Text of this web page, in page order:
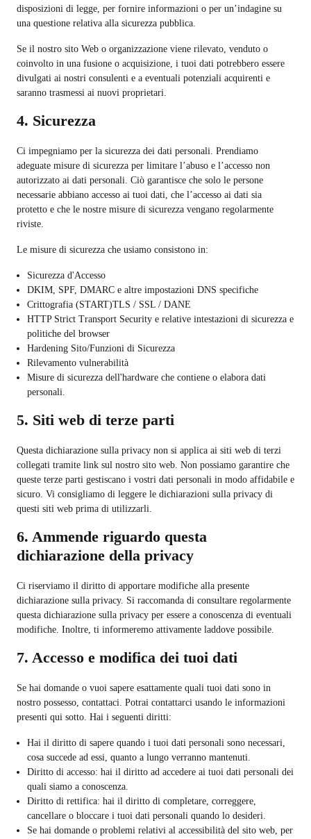
disposizioni di legge, per fornire informazioni o per un’indagine su
una questione relativa alla sicurezza pubblica.
Se il nostro sito Web o organizzazione viene rilevato, venduto o
coinvolto in una fusione o acquisizione, i tuoi dati potrebbero essere
divulgati ai nostri consulenti e a eventuali potenziali acquirenti e
saranno trasmessi ai nuovi proprietari.
4. Sicurezza
Ci impegniamo per la sicurezza dei dati personali. Prendiamo
adeguate misure di sicurezza per limitare l’abuso e l’accesso non
autorizzato ai dati personali. Ciò garantisce che solo le persone
necessarie abbiano accesso ai tuoi dati, che l’accesso ai dati sia
protetto e che le nostre misure di sicurezza vengano regolarmente
riviste.
Le misure di sicurezza che usiamo consistono in:
Sicurezza d'Accesso
DKIM, SPF, DMARC e altre impostazioni DNS specifiche
Crittografia (START)TLS / SSL / DANE
HTTP Strict Transport Security e relative intestazioni di sicurezza e
politiche del browser
Hardening Sito/Funzioni di Sicurezza
Rilevamento vulnerabilità
Misure di sicurezza dell'hardware che contiene o elabora dati
personali.
5. Siti web di terze parti
Questa dichiarazione sulla privacy non si applica ai siti web di terzi
collegati tramite link sul nostro sito web. Non possiamo garantire che
queste terze parti gestiscano i vostri dati personali in modo affidabile e
sicuro. Vi consigliamo di leggere le dichiarazioni sulla privacy di
questi siti web prima di utilizzarli.
6. Ammende riguardo questa
dichiarazione della privacy
Ci riserviamo il diritto di apportare modifiche alla presente
dichiarazione sulla privacy. Si raccomanda di consultare regolarmente
questa dichiarazione sulla privacy per essere a conoscenza di eventuali
modifiche. Inoltre, ti informeremo attivamente laddove possibile.
7. Accesso e modifica dei tuoi dati
Se hai domande o vuoi sapere esattamente quali tuoi dati sono in
nostro possesso, contattaci. Potrai contattarci usando le informazioni
presenti qui sotto. Hai i seguenti diritti:
Hai il diritto di sapere quando i tuoi dati personali sono necessari,
cosa succede ad essi, quanto a lungo verranno mantenuti.
Diritto di accesso: hai il diritto ad accedere ai tuoi dati personali dei
quali siamo a conoscenza.
Diritto di rettifica: hai il diritto di completare, correggere,
cancellare o bloccare i tuoi dati personali quando lo desideri.
Se hai domande o problemi relativi al accessibilità del sito web, per